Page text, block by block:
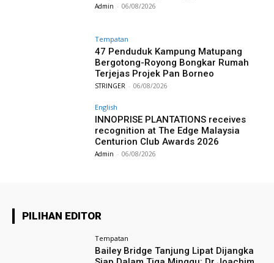
Admin - 06/08/2026
Tempatan
47 Penduduk Kampung Matupang
Bergotong-Royong Bongkar Rumah
Terjejas Projek Pan Borneo
STRINGER - 06/08/2026
English
INNOPRISE PLANTATIONS receives
recognition at The Edge Malaysia
Centurion Club Awards 2026
Admin - 06/08/2026
PILIHAN EDITOR
Tempatan
Bailey Bridge Tanjung Lipat Dijangka